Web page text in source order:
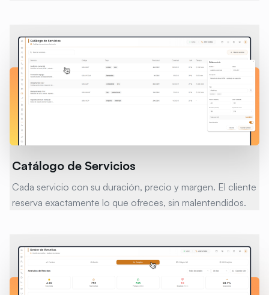
Catálogo de Servicios
Cada servicio con su duración, precio y margen. El cliente
reserva exactamente lo que ofreces, sin malentendidos.